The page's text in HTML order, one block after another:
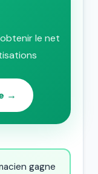
le net
→
gagne